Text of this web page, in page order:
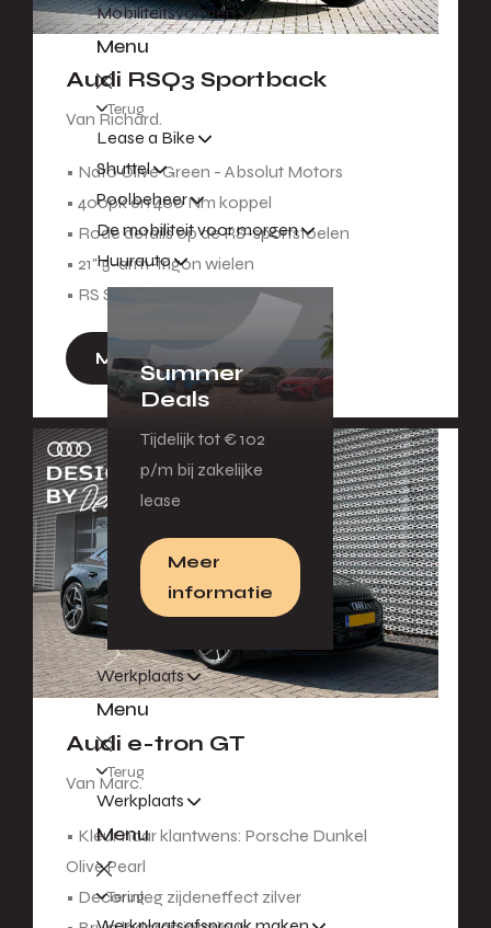
Mobiliteitsvormen
Menu
Terug
Lease a Bike
Shuttel
Poolbeheer
De mobiliteit voor morgen
Huurauto
Summer
Deals
Tijdelijk tot € 102
p/m bij zakelijke
lease
Meer
informatie
Werkplaats
Menu
Terug
Werkplaats
Menu
Terug
Audi RSQ3 Sportback
Van Richard.
• Nato Olive Green - Absolut Motors
• 400pk en 400 Nm koppel
• Rode details op de RS-sportstoelen
• 21" 5-arm-trigon wielen
• RS Sportuitlaat
Meer informatie
Audi e-tron GT
Van Marc.
• Kleur naar klantwens: Porsche Dunkel
Olive Pearl
• Decorinleg zijdeneffect zilver